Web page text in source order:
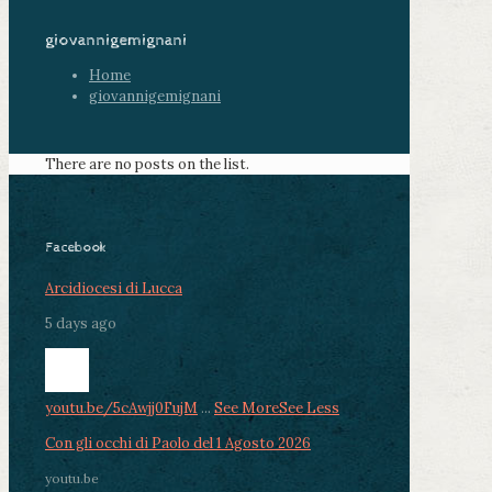
giovannigemignani
Home
giovannigemignani
There are no posts on the list.
Facebook
Arcidiocesi di Lucca
5 days ago
youtu.be/5cAwjj0FujM ... See MoreSee Less
Con gli occhi di Paolo del 1 Agosto 2026
youtu.be